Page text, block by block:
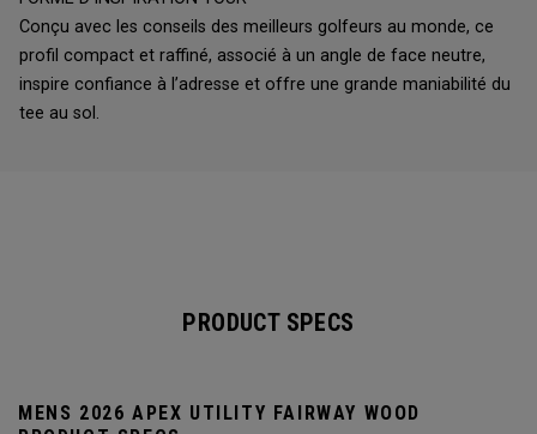
Conçu avec les conseils des meilleurs golfeurs au monde, ce
profil compact et raffiné, associé à un angle de face neutre,
inspire confiance à l’adresse et offre une grande maniabilité du
tee au sol.
PRODUCT SPECS
MENS 2026 APEX UTILITY FAIRWAY WOOD